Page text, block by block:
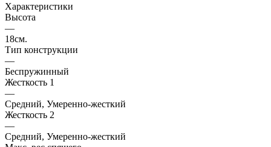
Характеристики
Высота
—
18см.
Тип конструкции
—
Беспружинный
Жесткость 1
—
Средний, Умеренно-жесткий
Жесткость 2
—
Средний, Умеренно-жесткий